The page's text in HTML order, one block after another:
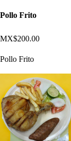
Pollo Frito
MX$200.00
Pollo Frito